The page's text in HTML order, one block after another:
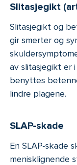
Slitasjegikt
Slitasjegikt og
gir smerter og
av slitasjegikt er
benyttes
lindre plagene.
SLAP-skade
En SLAP-skade
menisklignende